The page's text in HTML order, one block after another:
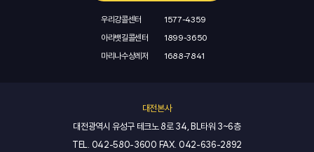
우리강콜센터
1577-4359
아라뱃길콜센터
1899-3650
마리나수상레저
1688-7841
대전본사
대전광역시 유성구 테크노 8로 34, BL타워 3~6층
TEL. 042-580-3600 FAX. 042-636-2892